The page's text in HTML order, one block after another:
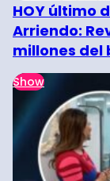
HOY último
Arriendo:
millones del
Show